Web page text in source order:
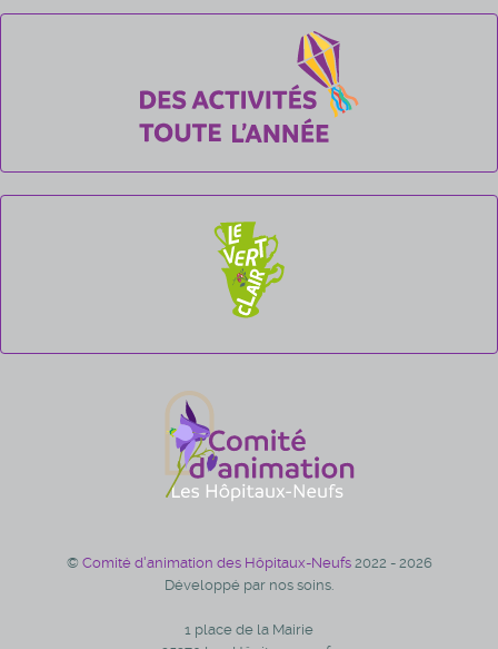
© Comité d'animation des Hôpitaux-Neufs 2022 - 2026
Développé par nos soins.
1 place de la Mairie